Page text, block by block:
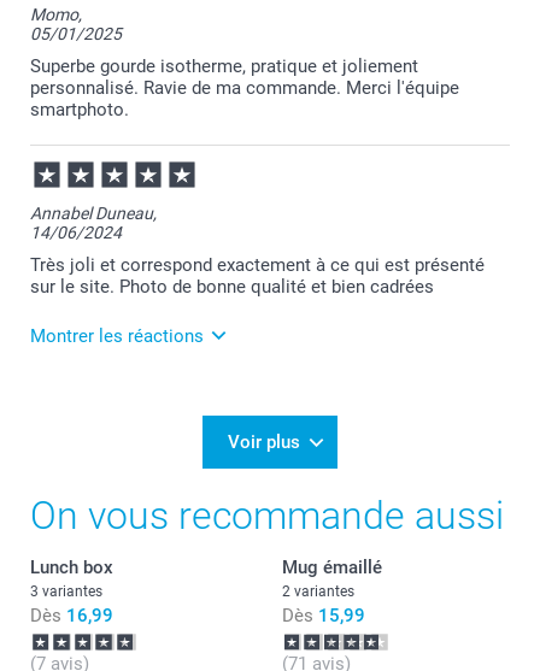
Je reste à votre disposition et je vous souhaite une
belle journée.
Cordialement,
Florence@smartphoto
Momo,
05/01/2025
Superbe gourde isotherme, pratique et joliement
personnalisé. Ravie de ma commande. Merci l'équipe
smartphoto.
Annabel Duneau,
14/06/2024
Très joli et correspond exactement à ce qui est présenté
sur le site. Photo de bonne qualité et bien cadrées
Montrer les réactions
Nous veillons à vous offrir une plateforme sérieuse
authentiques.
Bien cordialement,
Julie@Smartphoto
Voir plus
On vous recommande aussi
Lunch box
3 variantes
Dès 16,99
(7 avis)
Mug émaillé
2 variantes
Dès 15,99
(71 avis)